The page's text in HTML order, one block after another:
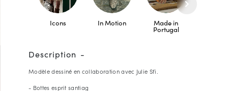
Icons In Motion Made in
Portugal
Description
Modèle dessiné en collaboration avec Julie Sfi.
- Bottes esprit santiag